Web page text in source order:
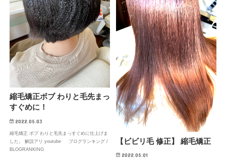
縮毛矯正ボブ わりと毛先まっ
すぐめに！
2022.05.03
縮毛矯正 ボブ わりと毛先まっすぐめに仕上げま
した。 解説アリ youtube ブログランキング /
BLOGRANKING
【ビビリ毛 修正】 縮毛矯正
2022.05.01